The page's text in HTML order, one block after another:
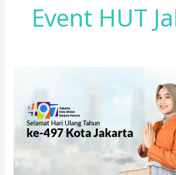
Event HUT
Wisata
Perayaan
Ulang